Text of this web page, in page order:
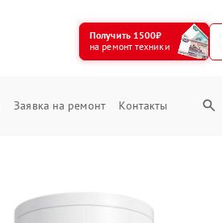
Получить 1500₽
на ремонт техники
Заявка на ремонт Контакты